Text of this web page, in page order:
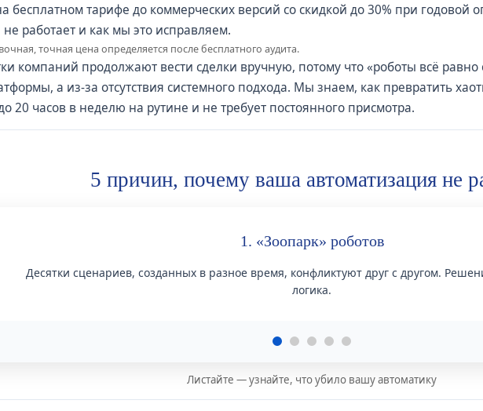
бесплатном тарифе до коммерческих версий со скидкой до 30% при
работает и как мы это исправляем.
точная цена определяется после бесплатного аудита.
компаний продолжают вести сделки вручную, потому что «роботы всё
а из‑за отсутствия системного подхода. Мы знаем, как превратить
20 часов в неделю на рутине и не требует постоянного присмотра.
5 причин, почему ваша автоматизация не
1. «Зоопарк» роботов
Десятки сценариев, созданных в разное время, конфликтуют друг с другом.
логика.
Листайте — узнайте, что убило вашу автоматику